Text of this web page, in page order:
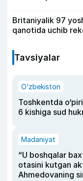
Britaniyalik 97
qanotida uchib
Tavsiyalar
O‘zbekiston
Toshkentda
6 kishiga sud
Madaniyat
“U boshqalar
otasini kutgan
Ahmedovaning